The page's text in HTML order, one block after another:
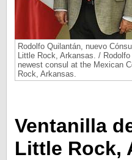
Rodolfo Quilantán, nuevo
Little Rock, Arkansas. / Rodolfo
newest consul at the Mexican
Rock, Arkansas.
Ventanilla
Little Rock,